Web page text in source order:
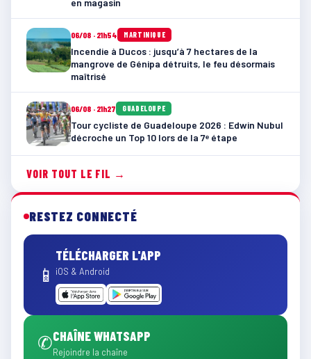
en magasin
06/08 · 21h54 MARTINIQUE
Incendie à Ducos : jusqu’à 7 hectares de la
mangrove de Génipa détruits, le feu désormais
maîtrisé
06/08 · 21h27 GUADELOUPE
Tour cycliste de Guadeloupe 2026 : Edwin Nubul
décroche un Top 10 lors de la 7ᵉ étape
VOIR TOUT LE FIL →
RESTEZ CONNECTÉ
📱
TÉLÉCHARGER L'APP
iOS & Android
✆CHAÎNE WHATSAPP
Rejoindre la chaîne